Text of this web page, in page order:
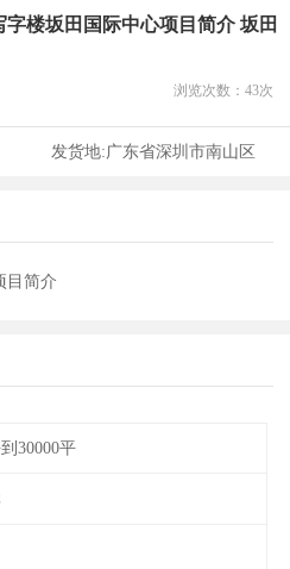
楼坂田国际中心项目简介 坂田
浏览次数： 43次
发货地:广东省深圳市南山区
目简介
30000平